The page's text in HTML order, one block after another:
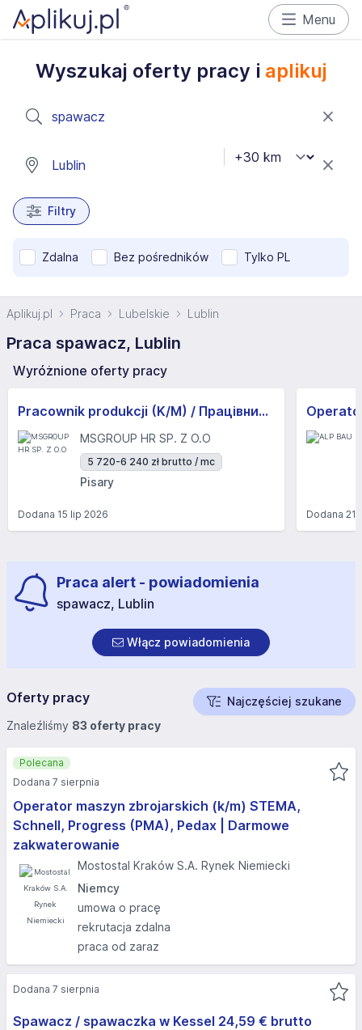
Menu
Wyszukaj oferty pracy i aplikuj
Filtry
Zdalna Bez pośredników Tylko PL
Aplikuj.pl Praca Lubelskie Lublin
Praca spawacz, Lublin
Wyróżnione oferty pracy
Pracownik produkcji (K/M) / Працівники продукції Huber-Suhner (K/M)
MSGROUP HR SP. Z O.O
5 720-6 240 zł brutto / mc
Pisary
Dodana 15 lip 2026 Dodana21
Praca alert - powiadomienia
spawacz, Lublin
Włącz powiadomienia
Oferty pracy
Najczęściej szukane
Znaleźliśmy 83 oferty pracy
Operator maszyn zbrojarskich (k/m) STEMA,
Schnell, Progress (PMA), Pedax | Darmowe
zakwaterowanie
Mostostal Kraków S.A. Rynek Niemiecki
Niemcy
umowa o pracę
rekrutacja zdalna
praca od zaraz
Polecana
Dodana 7 sierpnia
Spawacz / spawaczka w Kessel 24,59 € brutto
Dodana 7 sierpnia